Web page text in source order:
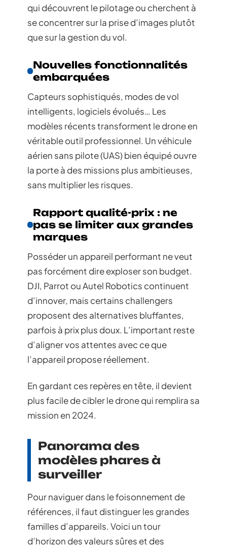
qui découvrent le pilotage ou cherchent à
se concentrer sur la prise d’images plutôt
que sur la gestion du vol.
Nouvelles fonctionnalités
embarquées
Capteurs sophistiqués, modes de vol
intelligents, logiciels évolués… Les
modèles récents transforment le drone en
véritable outil professionnel. Un véhicule
aérien sans pilote (UAS) bien équipé ouvre
la porte à des missions plus ambitieuses,
sans multiplier les risques.
Rapport qualité-prix : ne
pas se limiter aux grandes
marques
Posséder un appareil performant ne veut
pas forcément dire exploser son budget.
DJI, Parrot ou Autel Robotics continuent
d’innover, mais certains challengers
proposent des alternatives bluffantes,
parfois à prix plus doux. L’important reste
d’aligner vos attentes avec ce que
l’appareil propose réellement.
En gardant ces repères en tête, il devient
plus facile de cibler le drone qui remplira sa
mission en 2024.
Panorama des
modèles phares à
surveiller
Pour naviguer dans le foisonnement de
références, il faut distinguer les grandes
familles d’appareils. Voici un tour
d’horizon des valeurs sûres et des